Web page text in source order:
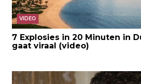
VIDEO
7 Explosies in 20 Minuten in
gaat viraal (video)